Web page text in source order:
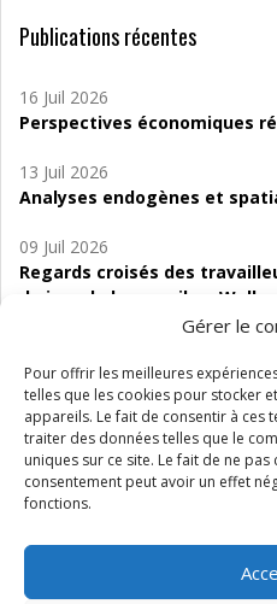
Gérer le
Pour offrir les meilleures
telles que les cookies pour stocker
appareils. Le fait de consentir à ces
traiter des données telles que le
uniques sur ce site. Le fait de ne
consentement peut avoir un effet
fonctions.
Publications récentes
16 Juil 2026
Perspectives économiques
13 Juil 2026
Analyses endogènes et
09 Juil 2026
Regards croisés des
de jour de bas seuil en
06 Juil 2026
Étude d’évaluabilité des
d’accompagnement à
01 Juil 2026
Pénurie du personnel
Wallonie ?